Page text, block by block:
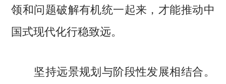
领和问题破解有机统一起来，才能推动中
国式现代化行稳致远。
坚持远景规划与阶段性发展相结合。